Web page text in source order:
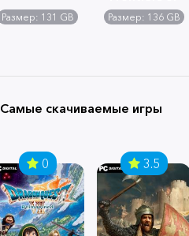
Размер: 131 GB
Pandora
Размер: 136 GB
Самые скачиваемые игры
0 3.5